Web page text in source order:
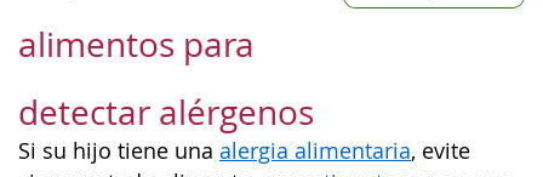
alimentos para
detectar alérgenos
Si su hijo tiene una alergia alimentaria, evite